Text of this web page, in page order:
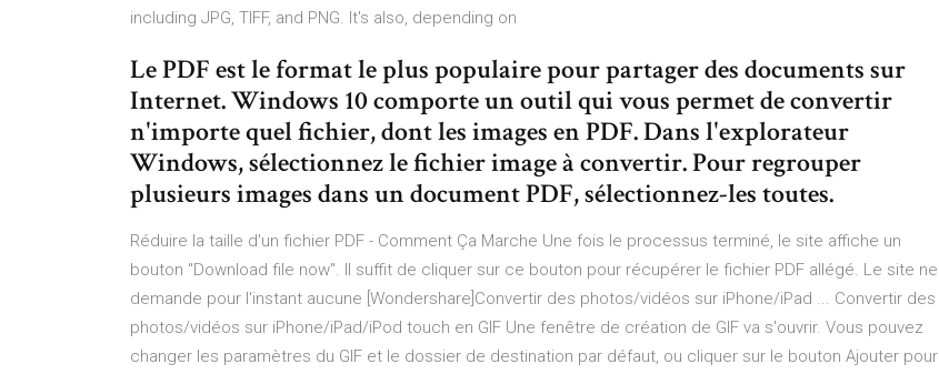
including JPG, TIFF, and PNG. It's also, depending on
Le PDF est le format le plus populaire pour partager des documents sur
Internet. Windows 10 comporte un outil qui vous permet de convertir
n'importe quel fichier, dont les images en PDF. Dans l'explorateur
Windows, sélectionnez le fichier image à convertir. Pour regrouper
plusieurs images dans un document PDF, sélectionnez-les toutes.
Réduire la taille d'un fichier PDF - Comment Ça Marche Une fois le processus terminé, le site affiche un
bouton "Download file now". Il suffit de cliquer sur ce bouton pour récupérer le fichier PDF allégé. Le site ne
demande pour l'instant aucune [Wondershare]Convertir des photos/vidéos sur iPhone/iPad ... Convertir des
photos/vidéos sur iPhone/iPad/iPod touch en GIF Une fenêtre de création de GIF va s'ouvrir. Vous pouvez
changer les paramètres du GIF et le dossier de destination par défaut, ou cliquer sur le bouton Ajouter pour